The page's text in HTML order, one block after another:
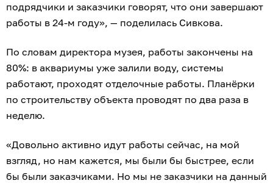
подрядчики и заказчики говорят, что они завершают
работы в 24-м году», — поделилась Сивкова.
По словам директора музея, работы закончены на
80%: в аквариумы уже залили воду, системы
работают, проходят отделочные работы. Планёрки
по строительству объекта проводят по два раза в
неделю.
«Довольно активно идут работы сейчас, на мой
взгляд, но нам кажется, мы были бы быстрее, если
бы были заказчиками. Но мы не заказчики на данный